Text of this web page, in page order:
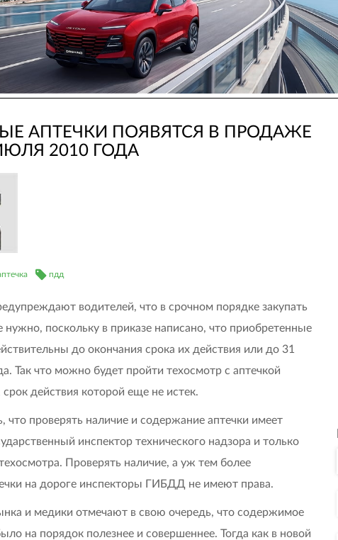
АПТЕЧКИ ПОЯВЯТСЯ В ПРОДАЖЕ
2010 ГОДА
пдд
водителей, что в срочном порядке закупать
нужно, поскольку в приказе написано, что приобретенные
до окончания срока их действия или до 31
Так что можно будет пройти техосмотр с аптечкой
срок действия которой еще не истек.
что проверять наличие и содержание аптечки имеет
инспектор технического надзора и только
Проверять наличие, а уж тем более
на дороге инспекторы ГИБДД не имеют права.
и медики отмечают в свою очередь, что содержимое
на порядок полезнее и совершеннее. Тогда как в новой